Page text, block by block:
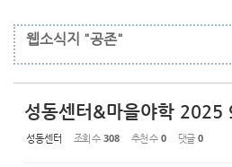
웹소식지 "공존"
성동센터&마을야학 2025
성동센터 조회 수 308 추천 수 0 댓글 0